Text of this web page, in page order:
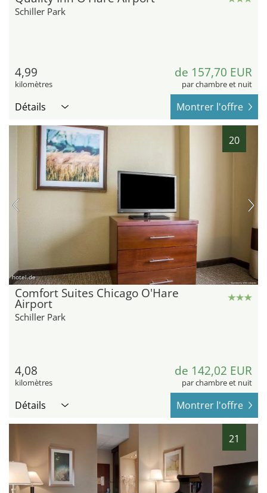
Schiller Park
4,99
kilomètres
de 157,70 EUR
par chambre et nuit
Détails Montrer l'offre
20
hotel.de
Comfort Suites Chicago O'Hare
Airport
Schiller Park
4,08
kilomètres
de 142,02 EUR
par chambre et nuit
Détails Montrer l'offre
21